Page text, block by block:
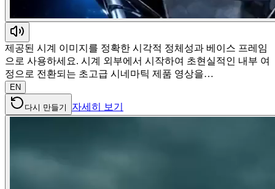
제공된 시계 이미지를 정확한 시각적 정체성과 베이스 프레임
으로 사용하세요. 시계 외부에서 시작하여 초현실적인 내부 여
정으로 전환되는 초고급 시네마틱 제품 영상을…
EN
다시 만들기 자세히 보기